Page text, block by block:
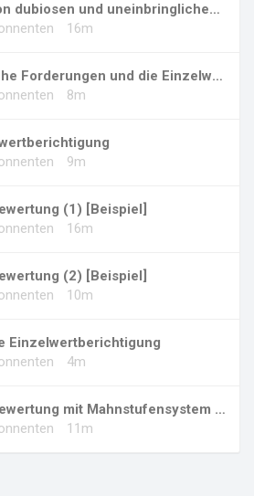
Bewertung von dubiosen und uneinbringlichen F...
16m
Uneinbringliche Forderungen und die Einzelwer...
8m
9m
(1) [Beispiel]
16m
(2) [Beispiel]
10m
Einzelwertberichtigung
4m
Forderungsbewertung mit Mahnstufensystem [Bei...
11m